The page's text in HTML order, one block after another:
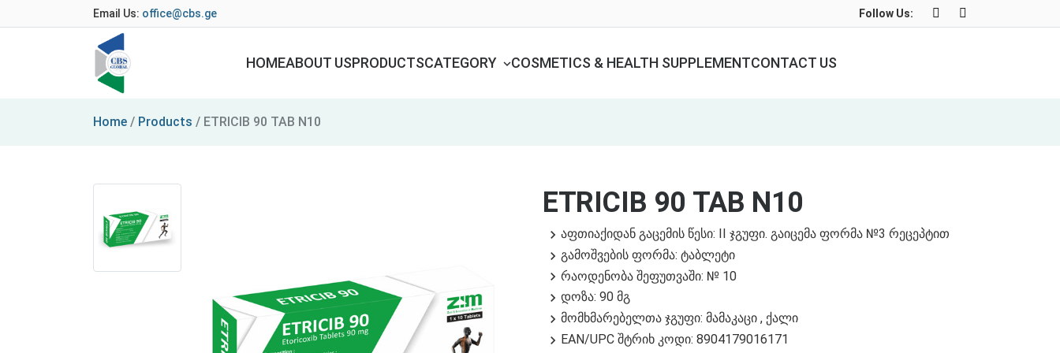
Email Us: office@cbs.ge Follow Us:
HOMEABOUT USPRODUCTSCATEGORY COSMETICS & HEALTH SUPPLEMENTCONTACT US
Home / Products / ETRICIB 90 TAB N10
ETRICIB 90 TAB N10
აფთიაქიდან გაცემის წესი: II ჯგუფი. გაიცემა ფორმა №3 რეცეპტით
გამოშვების ფორმა: ტაბლეტი
რაოდენობა შეფუთვაში: № 10
დოზა: 90 მგ
მომხმარებელთა ჯგუფი: მამაკაცი , ქალი
EAN/UPC შტრიხ კოდი: 8904179016171